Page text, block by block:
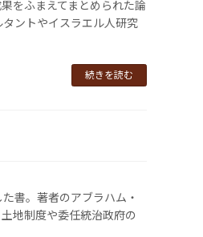
をふまえてまとめられた論
ントやイスラエル人研究
続きを読む
書。著者のアブラハム・
地制度や委任統治政府の